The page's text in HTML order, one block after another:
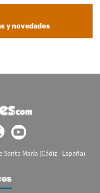
y novedades
María (Cádiz - España)